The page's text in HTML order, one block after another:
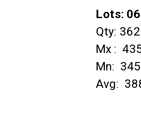
Lots: 06
Qty:
Mx : ₹
Mn: ₹ 345
Avg: ₹